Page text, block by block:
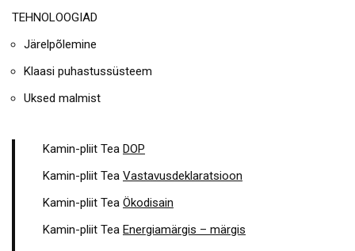
TEHNOLOOGIAD
Järelpõlemine
Klaasi puhastussüsteem
Uksed malmist
Kamin-pliit Tea DOP
Kamin-pliit Tea Vastavusdeklaratsioon
Kamin-pliit Tea Ökodisain
Kamin-pliit Tea Energiamärgis – märgis